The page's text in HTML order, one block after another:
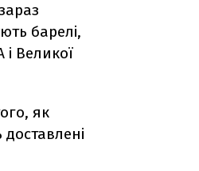
барелі,
Великої
як